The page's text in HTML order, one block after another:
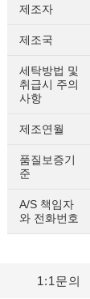
제조자
제조국
세탁방법 및
취급시 주의
사항
제조연월
품질보증기
준
A/S 책임자
와 전화번호
1:1문의